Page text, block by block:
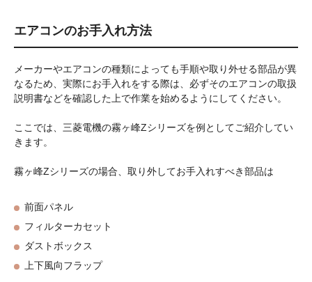
エアコンのお手入れ方法
メーカーやエアコンの種類によっても手順や取り外せる部品が異
なるため、実際にお手入れをする際は、必ずそのエアコンの取扱
説明書などを確認した上で作業を始めるようにしてください。
ここでは、三菱電機の霧ヶ峰Zシリーズを例としてご紹介してい
きます。
霧ヶ峰Zシリーズの場合、取り外してお手入れすべき部品は
前面パネル
フィルターカセット
ダストボックス
上下風向フラップ